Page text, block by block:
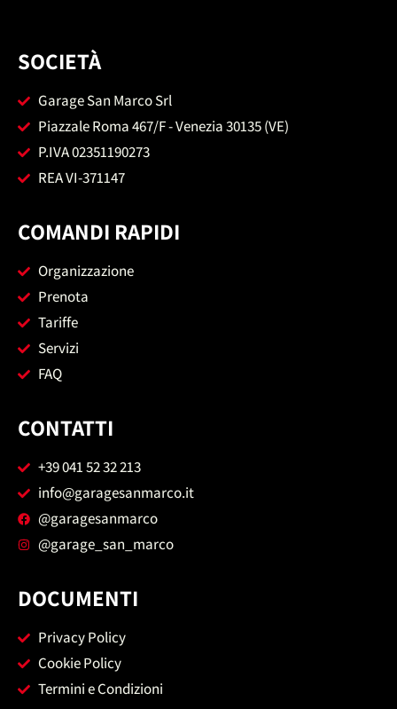
SOCIETÀ
Garage San Marco Srl
Piazzale Roma 467/F - Venezia 30135 (VE)
P.IVA 02351190273
REA VI-371147
COMANDI RAPIDI
Organizzazione
Prenota
Tariffe
Servizi
FAQ
CONTATTI
+39 041 52 32 213
info@garagesanmarco.it
@garagesanmarco
@garage_san_marco
DOCUMENTI
Privacy Policy
Cookie Policy
Termini e Condizioni